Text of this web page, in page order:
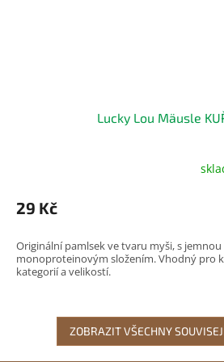
Lucky Lou Mäusle
29 Kč
Originální pamlsek ve tvaru myši, s
monoproteinovým složením. Vhodný pro
kategorií a velikostí.
ZOBRAZIT VŠECHNY